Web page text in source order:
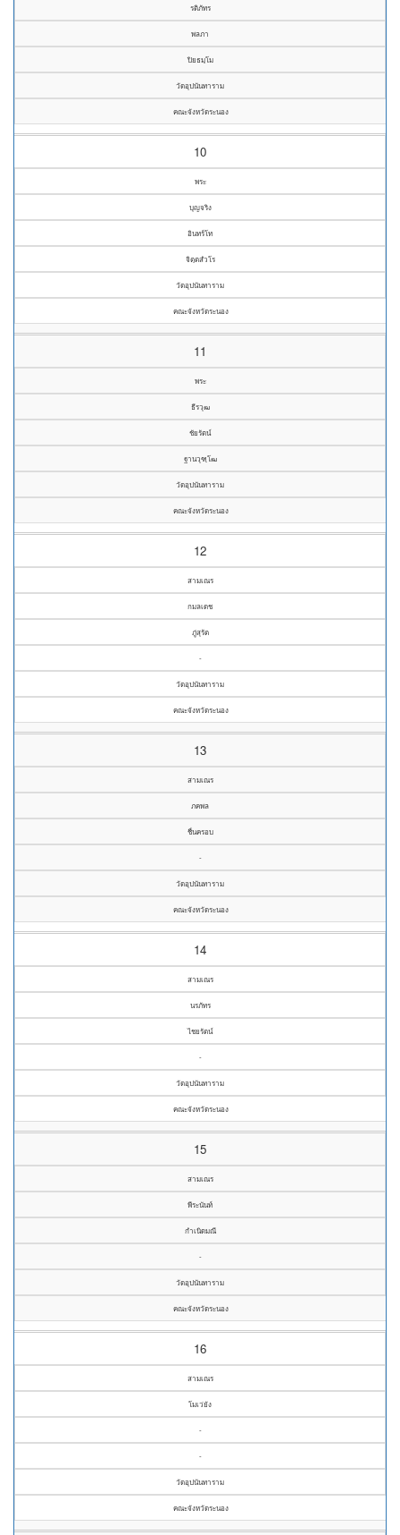
รติภัทร
พลภา
ปิยธมฺโม
วัดอุปนันทาราม
คณะจังหวัดระนอง
10
พระ
บุญจริง
อินทร์โท
จิตฺตสํวโร
วัดอุปนันทาราม
คณะจังหวัดระนอง
11
พระ
ธีรวุฒ
ชัยรัตน์
ฐานวุฑฺโฒ
วัดอุปนันทาราม
คณะจังหวัดระนอง
12
สามเณร
กมลเดช
ภู่สุรัต
-
วัดอุปนันทาราม
คณะจังหวัดระนอง
13
สามเณร
ภคพล
ชื่นครอบ
-
วัดอุปนันทาราม
คณะจังหวัดระนอง
14
สามเณร
นรภัทร
ไชยรัตน์
-
วัดอุปนันทาราม
คณะจังหวัดระนอง
15
สามเณร
พีระนันท์
กำเนิดมณี
-
วัดอุปนันทาราม
คณะจังหวัดระนอง
16
สามเณร
โมเว่ยัง
-
-
วัดอุปนันทาราม
คณะจังหวัดระนอง